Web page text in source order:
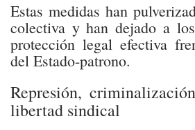
Estas medidas han
colectiva y han dejado a
protección legal efectiva
del Estado-patrono.
Represión,
libertad sindical